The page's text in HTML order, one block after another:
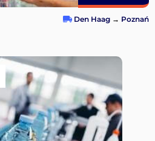
Den Haag → Poznań